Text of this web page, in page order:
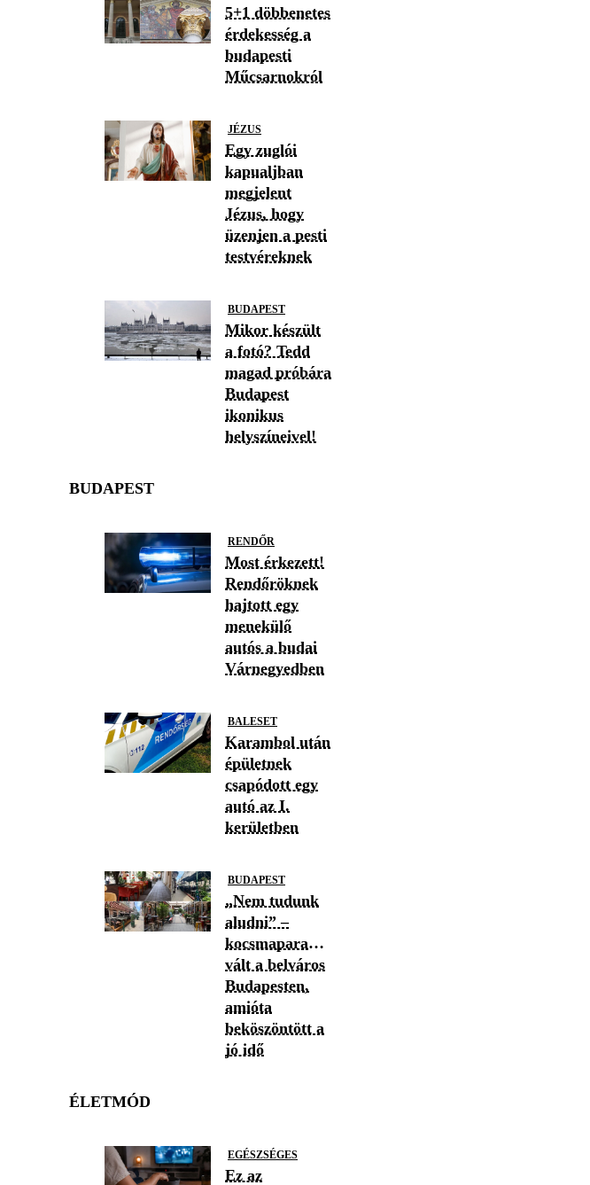
5+1 döbbenetes
érdekesség a
budapesti
Műcsarnokról
JÉZUS
Egy zuglói
kapualjban
megjelent
Jézus, hogy
üzenjen a pesti
testvéreknek
BUDAPEST
Mikor készült
a fotó? Tedd
magad próbára
Budapest
ikonikus
helyszíneivel!
BUDAPEST
RENDŐR
Most érkezett!
Rendőröknek
hajtott egy
menekülő
autós a budai
Várnegyedben
BALESET
Karambol után
épületnek
csapódott egy
autó az I.
kerületben
BUDAPEST
„Nem tudunk
aludni” –
kocsmaparadicsommá
vált a belváros
Budapesten,
amióta
beköszöntött a
jó idő
ÉLETMÓD
EGÉSZSÉGES
Ez az